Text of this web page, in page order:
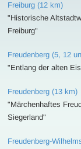
Freiburg (12 km)
"Historische
Freiburg"
Freudenberg (5, 12
"Entlang der alten
Freudenberg (13 km)
"Märchenhaftes
Siegerland"
Freudenberg-